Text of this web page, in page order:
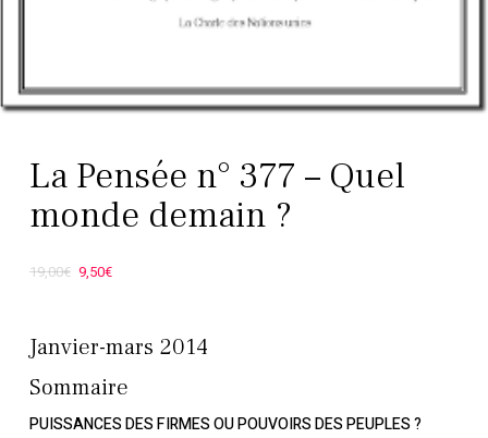
La Pensée n° 377 – Quel
monde demain ?
19,00€ Le
initial
était :
19,00€.
9,50€Le
actuel
est :
9,50€.
Janvier-mars 2014
Sommaire
PUISSANCES DES FIRMES OU POUVOIRS DES PEUPLES ?